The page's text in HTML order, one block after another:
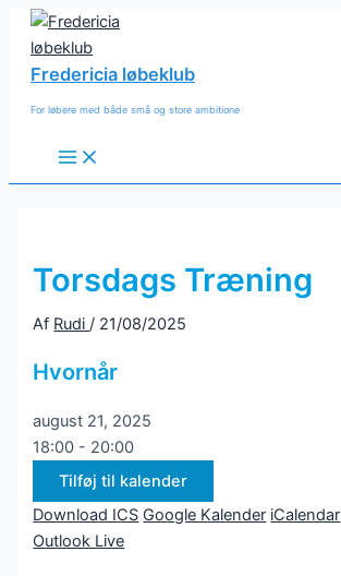
indholdet
Fredericia løbeklub
For løbere med både små og store ambitione
Main
Menu
Torsdags Træning
Af Rudi/ 21/08/2025
Hvornår
august 21, 2025
18:00 - 20:00
Tilføj til kalender
Download ICS Google Kalender iCalendar
Outlook Live